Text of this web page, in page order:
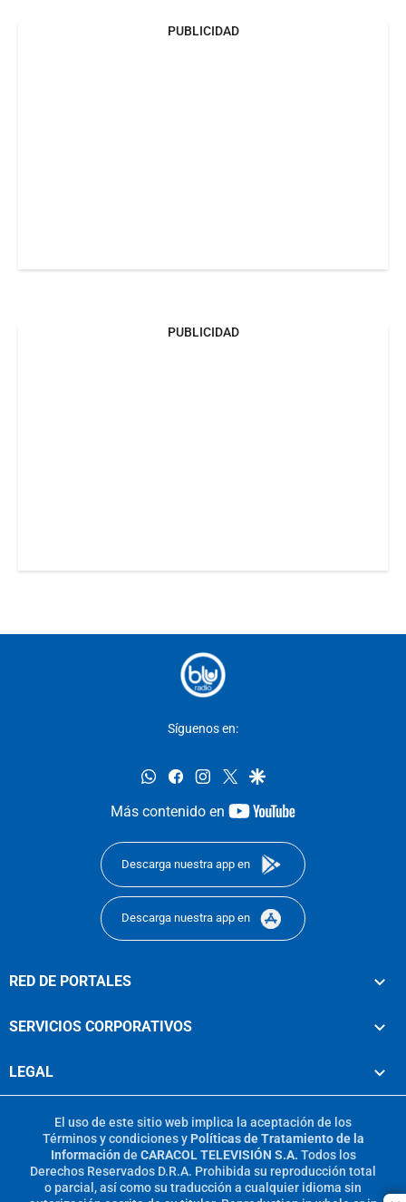
PUBLICIDAD
PUBLICIDAD
Síguenos en:
whatsappfacebookinstagram
twittergoogle
Más contenido en
youtube-
Descarga nuestra app en
Descarga nuestra app en
RED DE PORTALES
SERVICIOS CORPORATIVOS
LEGAL
El uso de este sitio web implica la aceptación de los
Términos y condicionesy Políticas de Tratamiento de la
Información de CARACOL TELEVISIÓN S.A. Todos los
Derechos Reservados D.R.A. Prohibida su reproducción total
o parcial, así como su traducción a cualquier idioma sin